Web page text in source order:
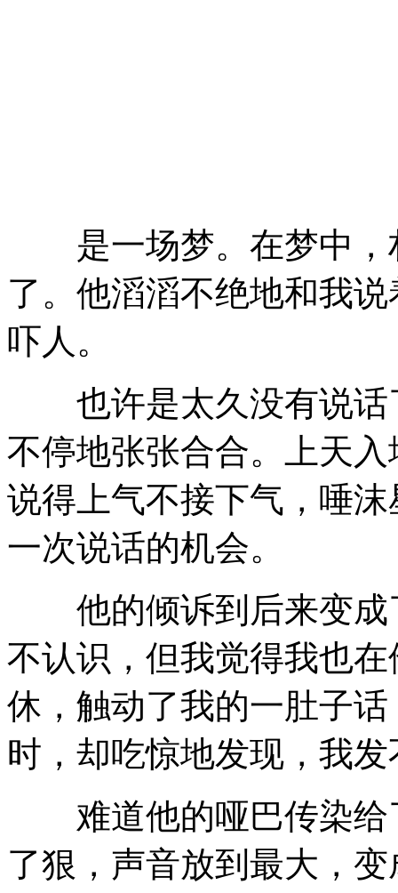
是一场梦。在梦中，
了。他滔滔不绝地和我
吓人。
也许是太久没有说话
不停地张张合合。上天
说得上气不接下气，唾
一次说话的机会。
他的倾诉到后来变成
不认识，但我觉得我也
休，触动了我的一肚子
时，却吃惊地发现，我
难道他的哑巴传染给
了狠，声音放到最大，